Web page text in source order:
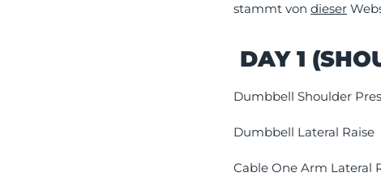
stammt von dieser
DAY 1
Dumbbell Shoulder
Dumbbell Lateral Raise
Cable One Arm Lateral